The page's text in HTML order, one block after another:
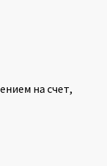
на счет,